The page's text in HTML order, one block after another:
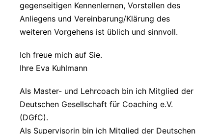
gegenseitigen Kennenlernen, Vorstellen des
Anliegens und Vereinbarung/Klärung des
weiteren Vorgehens ist üblich und sinnvoll.
Ich freue mich auf Sie.
Ihre Eva Kuhlmann
Als Master- und Lehrcoach bin ich Mitglied der
Deutschen Gesellschaft für Coaching e.V.
(DGfC).
Als Supervisorin bin ich Mitglied der Deutschen